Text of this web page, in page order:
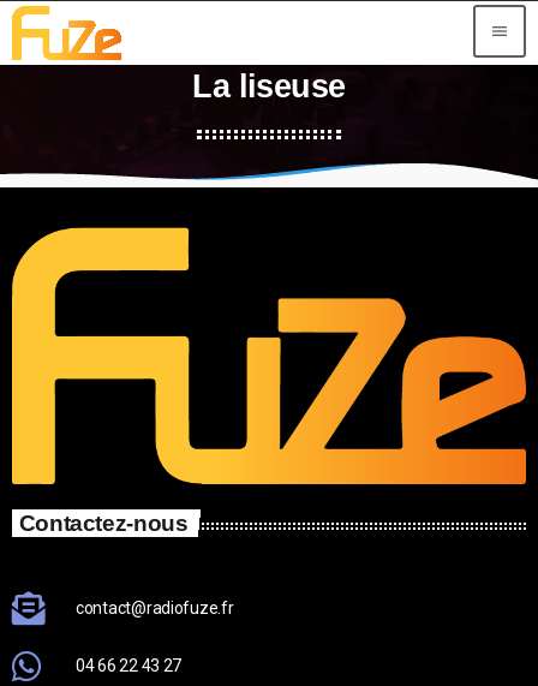
menu
La liseuse
Contactez-nous
contact@radiofuze.fr
04 66 22 43 27